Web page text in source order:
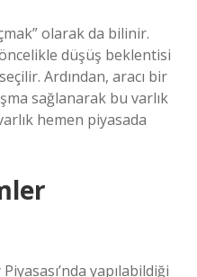
olarak da bilinir.
düşüş beklentisi
Ardından, aracı bir
sağlanarak bu varlık
hemen piyasada
yapılabildiği